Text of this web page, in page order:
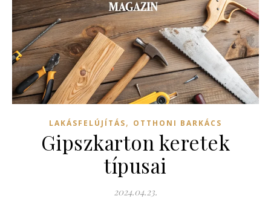
LAKÁSFELÚJÍTÁS, OTTHONI BARKÁCS
Gipszkarton keretek
típusai
2024.04.23.